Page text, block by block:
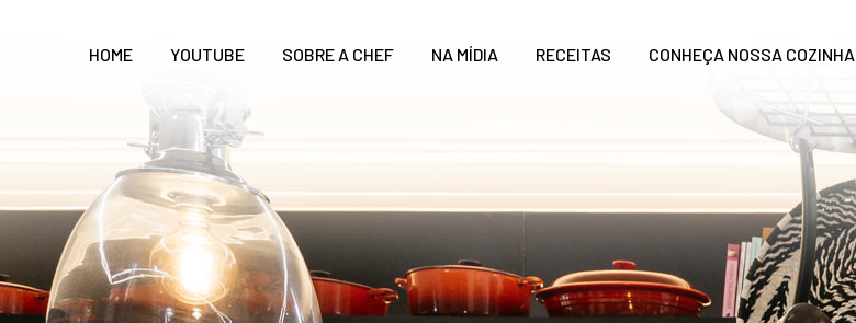
HOME YOUTUBE SOBRE A CHEF NA MÍDIA RECEITAS CONHEÇA NOSSA COZINHA